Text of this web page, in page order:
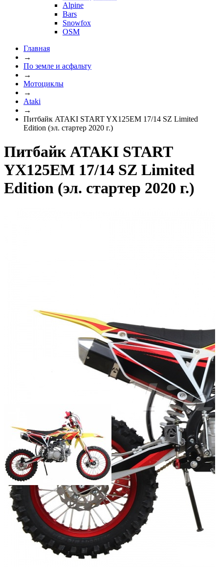
Alpine
Bars
Snowfox
OSM
Главная
→
По земле и асфальту
→
Мотоциклы
→
Ataki
→
Питбайк ATAKI START YX125EM 17/14 SZ Limited
Edition (эл. стартер 2020 г.)
Питбайк ATAKI START
YX125EM 17/14 SZ Limited
Edition (эл. стартер 2020 г.)
Мощность двигателя (л.с.):
Объём двигателя (куб.см):
Число цилиндров: 1
Тип охлаждения: Воздушный
Тип стартера:электрический
Масса (кг):
Добавить к сравнению